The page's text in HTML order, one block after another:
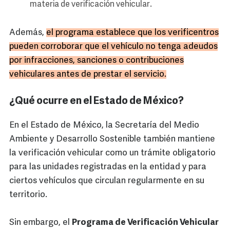
materia de verificación vehicular.
Además, el programa establece que los verificentros
pueden corroborar que el vehículo no tenga adeudos
por infracciones, sanciones o contribuciones
vehiculares antes de prestar el servicio.
¿Qué ocurre en el Estado de México?
En el Estado de México, la Secretaría del Medio
Ambiente y Desarrollo Sostenible también mantiene
la verificación vehicular como un trámite obligatorio
para las unidades registradas en la entidad y para
ciertos vehículos que circulan regularmente en su
territorio.
Sin embargo, el Programa de Verificación Vehicular